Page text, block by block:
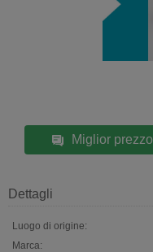
Miglior prezzo
Dettagli
Luogo di origine:
Marca: